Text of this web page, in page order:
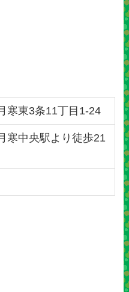
寒東3条11丁目1-24
寒中央駅より徒歩21